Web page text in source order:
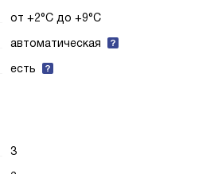
от +2°C до +9°C
автоматическая
есть
3